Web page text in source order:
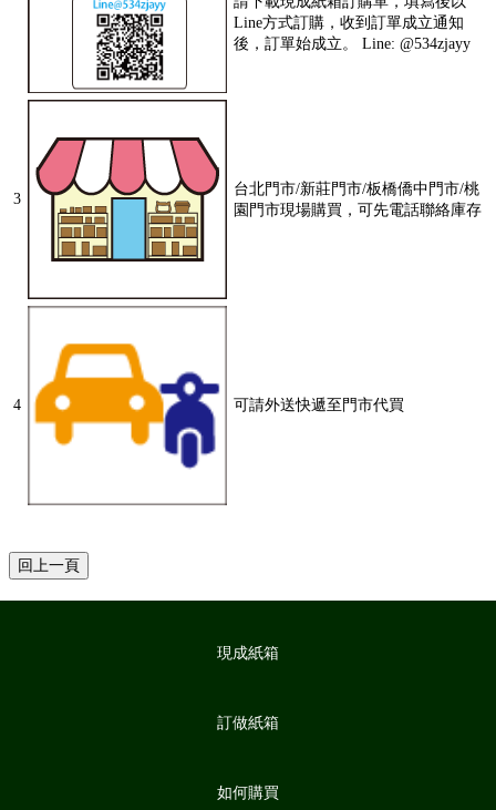
Line方式訂購，收到訂單成立通知
後，訂單始成立。 Line: @534zjayy
3
台北門市/新莊門市/板橋僑中門市/桃
園門市現場購買，可先電話聯絡庫存
4 可請外送快遞至門市代買
現成紙箱
訂做紙箱
如何購買